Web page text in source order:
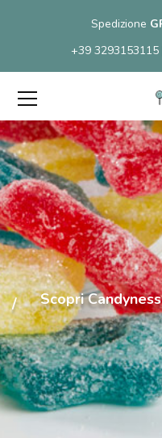
Spedizione
+39
Scopri